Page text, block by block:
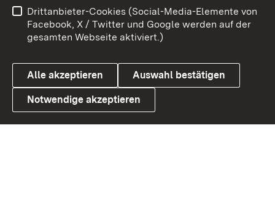
Link zum Landesportal
Barrierefreiheit
Datenschutz
Cookies
Drittanbieter-Cookies (Social-Media-Elemente von
Facebook, X / Twitter und Google werden auf der
gesamten Webseite aktiviert.)
Alle akzeptieren Auswahl bestätigen
Notwendige akzeptieren